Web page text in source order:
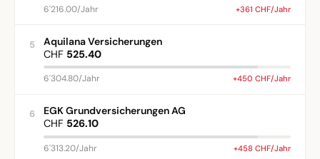
6'216.00/Jahr +361 CHF/Jahr
5
Aquilana Versicherungen
CHF 525.40
6'304.80/Jahr +450 CHF/Jahr
6
EGK Grundversicherungen AG
CHF 526.10
6'313.20/Jahr +458 CHF/Jahr